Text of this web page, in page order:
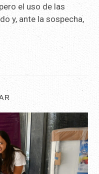
el uso de las
y, ante la sospecha,